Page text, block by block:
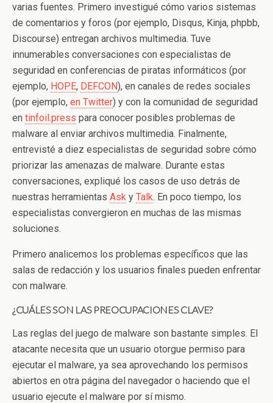
varias fuentes. Primero investigué cómo varios sistemas
de comentarios y foros (por ejemplo, Disqus, Kinja, phpbb,
Discourse) entregan archivos multimedia. Tuve
innumerables conversaciones con especialistas de
seguridad en conferencias de piratas informáticos (por
ejemplo, HOPE, DEFCON), en canales de redes sociales
(por ejemplo, en Twitter) y con la comunidad de seguridad
en tinfoil.press para conocer posibles problemas de
malware al enviar archivos multimedia. Finalmente,
entrevisté a diez especialistas de seguridad sobre cómo
priorizar las amenazas de malware. Durante estas
conversaciones, expliqué los casos de uso detrás de
nuestras herramientas Ask y Talk. En poco tiempo, los
especialistas convergieron en muchas de las mismas
soluciones.
Primero analicemos los problemas específicos que las
salas de redacción y los usuarios finales pueden enfrentar
con malware.
¿CUÁLES SON LAS PREOCUPACIONES CLAVE?
Las reglas del juego de malware son bastante simples. El
atacante necesita que un usuario otorgue permiso para
ejecutar el malware, ya sea aprovechando los permisos
abiertos en otra página del navegador o haciendo que el
usuario ejecute el malware por sí mismo.